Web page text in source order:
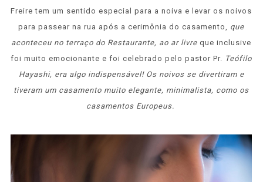
Freire tem um sentido especial para a noiva e levar os noivos
para passear na rua após a cerimônia do casamento, que
aconteceu no terraço do Restaurante, ao ar livreque inclusive
foi muito emocionante e foi celebrado pelo pastor Pr. Teófilo
Hayashi, era algo indispensável! Os noivos se divertiram e
tiveram um casamento muito elegante, minimalista, como os
casamentos Europeus.